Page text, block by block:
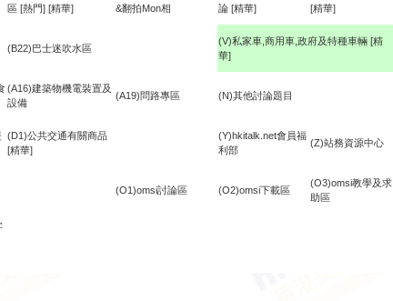
區 [熱門] [精華]
&翻拍Mon相
論 [精華]
[精華]
(B22)巴士迷吹水區
(V)私家車,商用車,政府及特種車輛 [精
華]
(A16)建築物機電裝置及
設備
(A19)問路專區 (N)其他討論題目
(D1)公共交通有關商品
[精華]
(Y)hkitalk.net會員福
利部
(Z)站務資源中心
(O1)omsi討論區 (O2)omsi下載區
(O3)omsi教學及求
助區